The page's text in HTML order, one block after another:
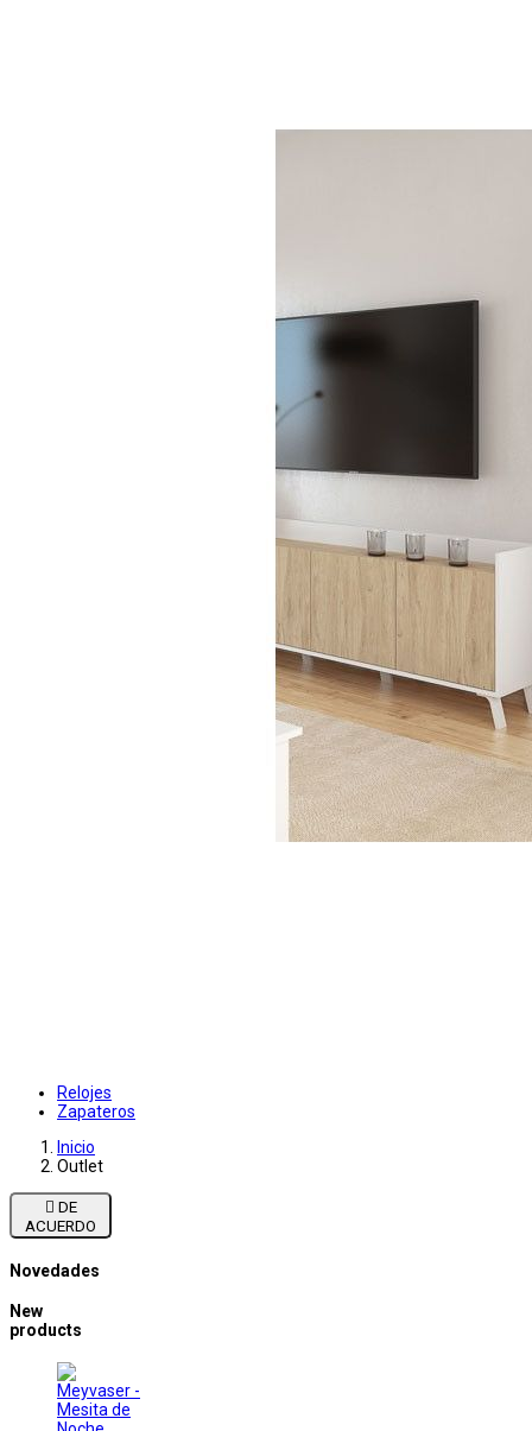
Relojes
Zapateros
Inicio
Outlet

ACUERDO
Novedades
New
products